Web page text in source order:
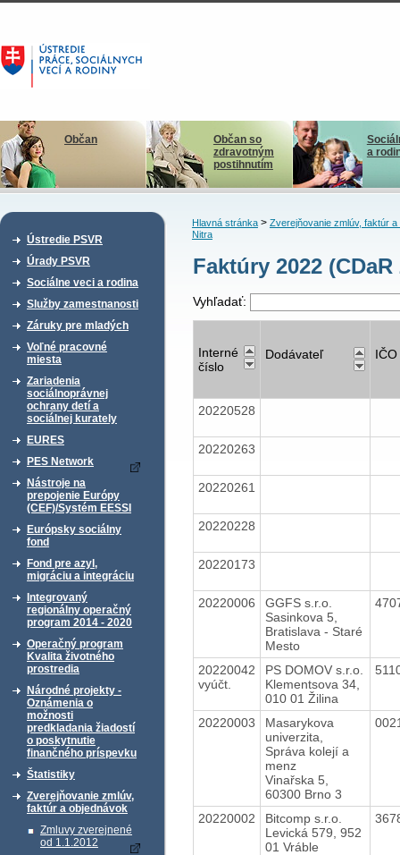
Občan
Občan so
zdravotným
postihnutím
a
Ústredie PSVR
Úrady PSVR
Sociálne veci a rodina
Služby zamestnanosti
Záruky pre mladých
Voľné pracovné
miesta
Zariadenia
sociálnoprávnej
ochrany detí a
sociálnej kurately
EURES
PES Network
Nástroje na
prepojenie Európy
(CEF)/Systém EESSI
Európsky sociálny
fond
Fond pre azyl,
migráciu a integráciu
Integrovaný
regionálny operačný
program 2014 - 2020
Operačný program
Kvalita životného
prostredia
Národné projekty -
Oznámenia o
možnosti
predkladania žiadostí
o poskytnutie
finančného príspevku
Štatistiky
Zverejňovanie zmlúv,
faktúr a objednávok
Zmluvy zverejnené
od 1.1.2012
Hlavná stránka> Zverejňovanie zmlúv, faktúr a
Nitra
Faktúry 2022
Vyhľadať:
Interné
číslo
Dodávateľ IČO
20220528
20220263
20220261
20220228
20220173
20220006
GGFS s.r.o.
Sasinkova 5,
Bratislava - Staré
Mesto
20220042
vyúčt.
PS DOMOV s.r.o.
Klementsova 34,
010 01 Žilina
20220003
Masarykova
univerzita,
Správa kolejí a
menz
Vinařska 5,
60300 Brno 3
20220002
Bitcomp s.r.o.
Levická 579, 952
01 Vráble